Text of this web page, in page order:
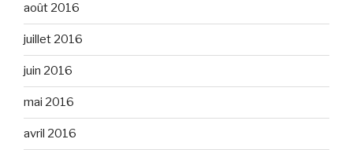
août 2016
juillet 2016
juin 2016
mai 2016
avril 2016